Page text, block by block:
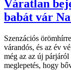
Váratlan
babát vár
Szenzációs
várandós, és az év
még az az új
meglepetés, hogy